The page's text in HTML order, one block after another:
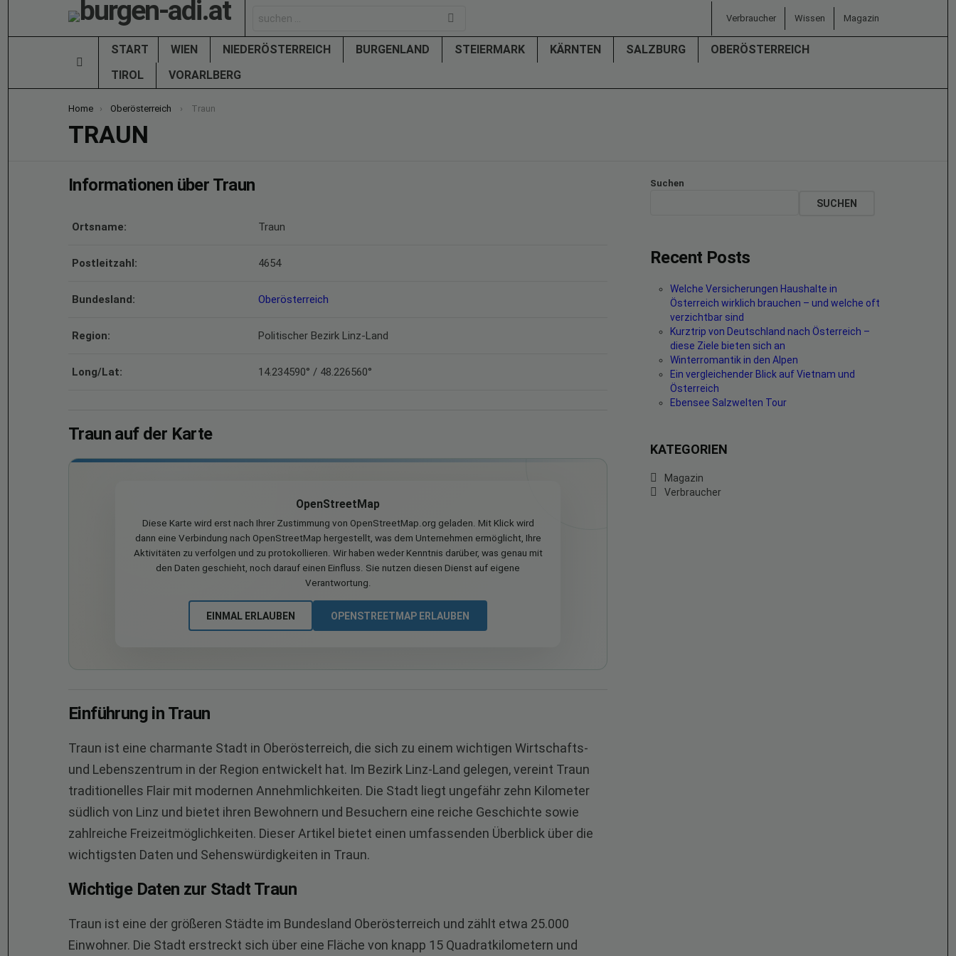
for:
Verbraucher Wissen Magazin
START WIEN NIEDERÖSTERREICH BURGENLAND STEIERMARK KÄRNTEN SALZBURG
OBERÖSTERREICH
TIROL
VORARLBERG
You are here:
Home Oberösterreich Traun
TRAUN
Informationen über Traun
Ortsname: Traun
Postleitzahl: 4654
Bundesland: Oberösterreich
Region: Politischer Bezirk Linz-Land
Long/Lat: 14.234590° / 48.226560°
Traun auf der Karte
OpenStreetMap
Diese Karte wird erst nach Ihrer Zustimmung von OpenStreetMap.org geladen. Mit Klick wird
dann eine Verbindung nach OpenStreetMap hergestellt, was dem Unternehmen ermöglicht, Ihre
Aktivitäten zu verfolgen und zu protokollieren. Wir haben weder Kenntnis darüber, was genau mit
den Daten geschieht, noch darauf einen Einfluss. Sie nutzen diesen Dienst auf eigene
Verantwortung.
EINMAL ERLAUBEN OPENSTREETMAP ERLAUBEN
Einführung in Traun
Traun ist eine charmante Stadt in Oberösterreich, die sich zu einem wichtigen Wirtschafts-
und Lebenszentrum in der Region entwickelt hat. Im Bezirk Linz-Land gelegen, vereint Traun
traditionelles Flair mit modernen Annehmlichkeiten. Die Stadt liegt ungefähr zehn Kilometer
südlich von Linz und bietet ihren Bewohnern und Besuchern eine reiche Geschichte sowie
zahlreiche Freizeitmöglichkeiten. Dieser Artikel bietet einen umfassenden Überblick über die
wichtigsten Daten und Sehenswürdigkeiten in Traun.
Wichtige Daten zur Stadt Traun
Traun ist eine der größeren Städte im Bundesland Oberösterreich und zählt etwa 25.000
Einwohner. Die Stadt erstreckt sich über eine Fläche von knapp 15 Quadratkilometern und
Suchen
SUCHEN
Recent Posts
Welche Versicherungen Haushalte in
Österreich wirklich brauchen – und welche oft
verzichtbar sind
Kurztrip von Deutschland nach Österreich –
diese Ziele bieten sich an
Winterromantik in den Alpen
Ein vergleichender Blick auf Vietnam und
Österreich
Ebensee Salzwelten Tour
KATEGORIEN
Magazin
Verbraucher